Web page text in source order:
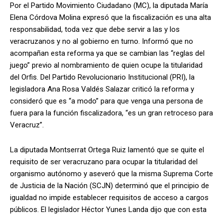
Por el Partido Movimiento Ciudadano (MC), la diputada María
Elena Córdova Molina expresó que la fiscalización es una alta
responsabilidad, toda vez que debe servir a las y los
veracruzanos y no al gobierno en turno. Informó que no
acompañan esta reforma ya que se cambian las “reglas del
juego” previo al nombramiento de quien ocupe la titularidad
del Orfis. Del Partido Revolucionario Institucional (PRI), la
legisladora Ana Rosa Valdés Salazar criticó la reforma y
consideró que es “a modo” para que venga una persona de
fuera para la función fiscalizadora, “es un gran retroceso para
Veracruz”.
La diputada Montserrat Ortega Ruiz lamentó que se quite el
requisito de ser veracruzano para ocupar la titularidad del
organismo autónomo y aseveró que la misma Suprema Corte
de Justicia de la Nación (SCJN) determinó que el principio de
igualdad no impide establecer requisitos de acceso a cargos
públicos. El legislador Héctor Yunes Landa dijo que con esta